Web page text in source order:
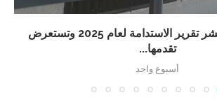
يوروفراغانس تنشر تقرير الاستدامة لعام 2025 وتستعرض
تقدمها...
أسبوع واحد